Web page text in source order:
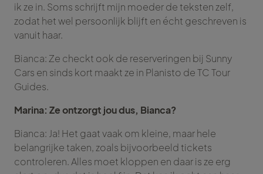
ik ze in. Soms schrijft mijn moeder de teksten zelf,
zodat het wel persoonlijk blijft en écht geschreven is
vanuit haar.
Bianca: Ze checkt ook de reserveringen bij Sunny
Cars en sinds kort maakt ze in Planisto de TC Tour
Guides.
Marina: Ze ontzorgt jou dus, Bianca?
Bianca: Ja! Het gaat vaak om kleine, maar hele
belangrijke taken, zoals bijvoorbeeld tickets
controleren. Alles moet kloppen en daar is ze erg